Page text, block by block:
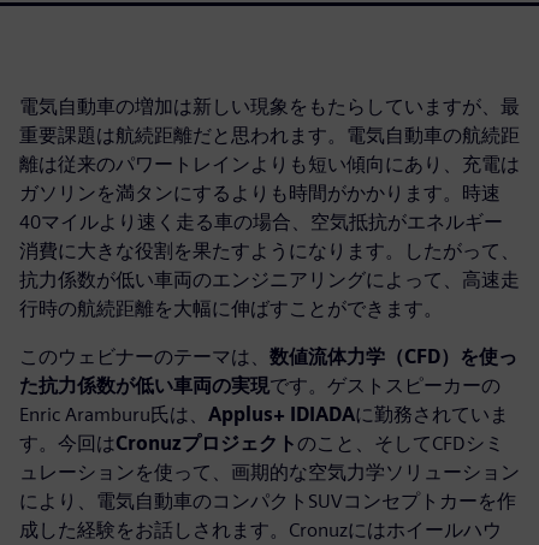
電気自動車の増加は新しい現象をもたらしていますが、最
重要課題は航続距離だと思われます。電気自動車の航続距
離は従来のパワートレインよりも短い傾向にあり、充電は
ガソリンを満タンにするよりも時間がかかります。時速
40マイルより速く走る車の場合、空気抵抗がエネルギー
消費に大きな役割を果たすようになります。したがって、
抗力係数が低い車両のエンジニアリングによって、高速走
行時の航続距離を大幅に伸ばすことができます。
このウェビナーのテーマは、 数値流体力学（CFD）を使っ
た抗力係数が低い車両の実現です。ゲストスピーカーの
Enric Aramburu氏は、 Applus+ IDIADAに勤務されていま
す。今回はCronuzプロジェクトのこと、そしてCFDシミ
ュレーションを使って、画期的な空気力学ソリューション
により、電気自動車のコンパクトSUVコンセプトカーを作
成した経験をお話しされます。Cronuzにはホイールハウ